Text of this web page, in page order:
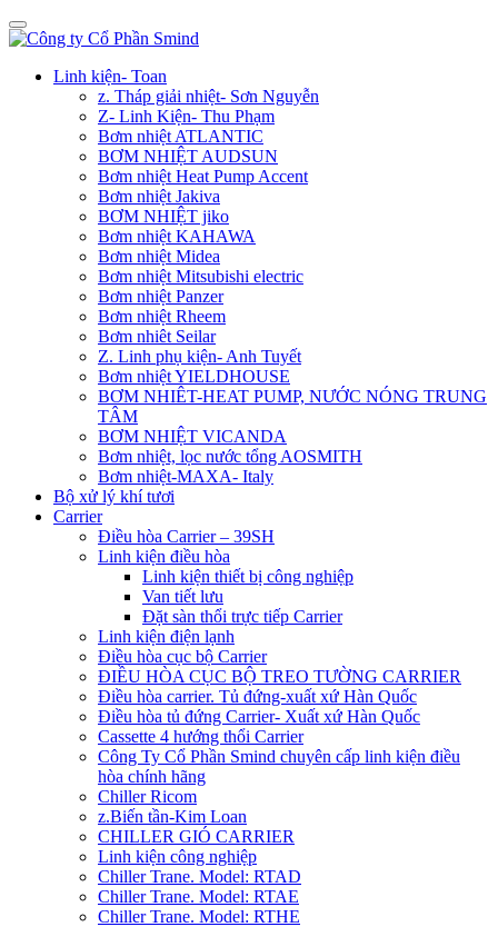
Linh kiện- Toan
z. Tháp giải nhiệt- Sơn Nguyễn
Z- Linh Kiện- Thu Phạm
Bơm nhiệt ATLANTIC
BƠM NHIỆT AUDSUN
Bơm nhiệt Heat Pump Accent
Bơm nhiệt Jakiva
BƠM NHIỆT jiko
Bơm nhiệt KAHAWA
Bơm nhiệt Midea
Bơm nhiệt Mitsubishi electric
Bơm nhiệt Panzer
Bơm nhiệt Rheem
Bơm nhiêt Seilar
Z. Linh phụ kiện- Anh Tuyết
Bơm nhiệt YIELDHOUSE
BƠM NHIÊT-HEAT PUMP, NƯỚC NÓNG TRUNG
TÂM
BƠM NHIỆT VICANDA
Bơm nhiệt, lọc nước tổng AOSMITH
Bơm nhiệt-MAXA- Italy
Bộ xử lý khí tươi
Carrier
Điều hòa Carrier – 39SH
Linh kiện điều hòa
Linh kiện thiết bị công nghiệp
Van tiết lưu
Đặt sàn thổi trực tiếp Carrier
Linh kiện điện lạnh
Điều hòa cục bộ Carrier
ĐIỀU HÒA CỤC BỘ TREO TƯỜNG CARRIER
Điều hòa carrier. Tủ đứng-xuất xứ Hàn Quốc
Điều hòa tủ đứng Carrier- Xuất xứ Hàn Quốc
Cassette 4 hướng thổi Carrier
Công Ty Cổ Phần Smind chuyên cấp linh kiện điều
hòa chính hãng
Chiller Ricom
z.Biến tần-Kim Loan
CHILLER GIÓ CARRIER
Linh kiện công nghiệp
Chiller Trane. Model: RTAD
Chiller Trane. Model: RTAE
Chiller Trane. Model: RTHE